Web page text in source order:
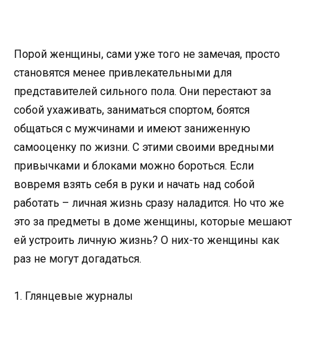
Порой женщины, сами уже того не замечая, просто
становятся менее привлекательными для
представителей сильного пола. Они перестают за
собой ухаживать, заниматься спортом, боятся
общаться с мужчинами и имеют заниженную
самооценку по жизни. С этими своими вредными
привычками и блоками можно бороться. Если
вовремя взять себя в руки и начать над собой
работать – личная жизнь сразу наладится. Но что же
это за предметы в доме женщины, которые мешают
ей устроить личную жизнь? О них-то женщины как
раз не могут догадаться.
1. Глянцевые журналы